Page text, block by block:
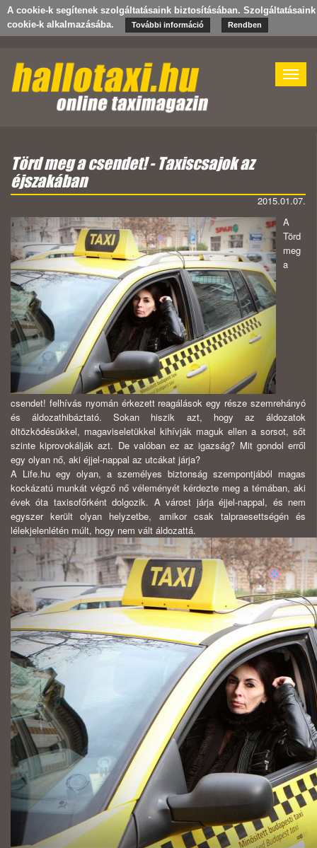
A cookie-k segítenek szolgáltatásaink biztosításában.
cookie-k alkalmazásába.
További információ Rendben
Toggle
Törd meg a csendet! - Taxiscsajok az
éjszakában
2015.01.07.
A
Törd
meg
a
csendet! felhívás nyomán érkezett reagálások egy része szemrehányó
és áldozathibáztató. Sokan hiszik azt, hogy az áldozatok
öltözködésükkel, magaviseletükkel kihívják maguk ellen a sorsot, sőt
szinte kiprovokálják azt. De valóban ez az igazság? Mit gondol erről
egy olyan nő, aki éjjel-nappal az utcákat járja?
A Life.hu egy olyan, a személyes biztonság szempontjából magas
kockázatú munkát végző nő véleményét kérdezte meg a témában, aki
évek óta taxisofőrként dolgozik. A várost járja éjjel-nappal, és nem
egyszer került olyan helyzetbe, amikor csak talpraesettségén és
lélekjelenlétén múlt, hogy nem vált áldozattá.